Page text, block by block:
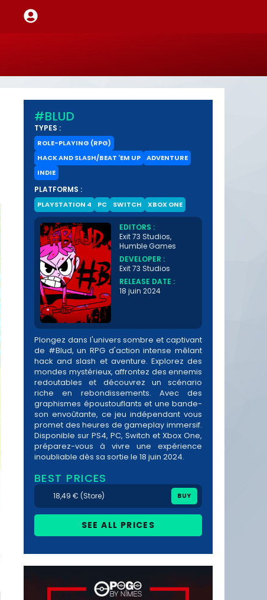
#BLUD
TYPES :
ROLE-PLAYING (RPG)
HACK AND SLASH/BEAT 'EM UP
ADVENTURE
INDIE
PLATFORMS :
PLAYSTATION 4 PC SWITCH XBOX ONE
EDITORS :
Exit 73 Studios,
Humble Games
DEVELOPER :
Exit 73 Studios
RELEASE DATE :
18 juin 2024
Plongez dans l'univers sombre et captivant
de #Blud, un RPG d'action intense mêlant
hack and slash et aventure. Explorez des
mondes mystérieux, affrontez des ennemis
redoutables et découvrez un scénario
riche en rebondissements. Avec des
graphismes époustouflants et une bande-
son envoûtante, ce jeu indépendant vous
promet des heures de gameplay immersif.
Disponible sur PS4, PC, Switch et Xbox One,
préparez-vous à vivre une expérience
inoubliable dès sa sortie le 18 juin 2024.
BEST PRICES
18,49 € (Store) BUY
SEE ALL PRICES